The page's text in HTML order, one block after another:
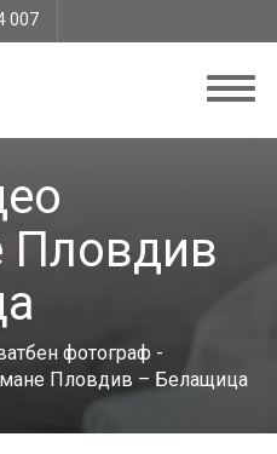
007
Пловдив
фотограф -
Пловдив – Белащица